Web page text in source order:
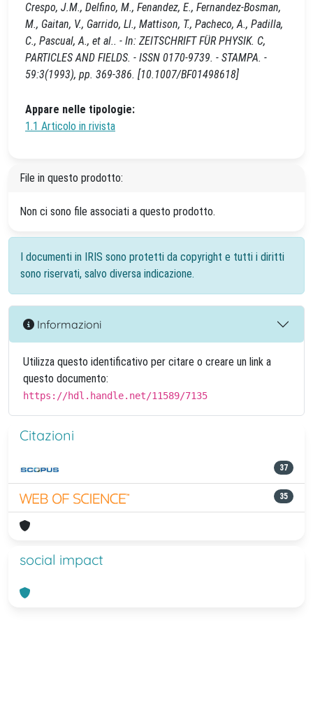
Crespo, J.M., Delfino, M., Fenandez, E., Fernandez-Bosman,
M., Gaitan, V., Garrido, Ll., Mattison, T., Pacheco, A., Padilla,
C., Pascual, A., et al.. - In: ZEITSCHRIFT FÜR PHYSIK. C,
PARTICLES AND FIELDS. - ISSN 0170-9739. - STAMPA. -
59:3(1993), pp. 369-386. [10.1007/BF01498618]
Appare nelle tipologie:
1.1 Articolo in rivista
File in questo prodotto:
Non ci sono file associati a questo prodotto.
I documenti in IRIS sono protetti da copyright e tutti i diritti
sono riservati, salvo diversa indicazione.
Informazioni
Utilizza questo identificativo per citare o creare un link a
questo documento:
https://hdl.handle.net/11589/7135
Citazioni
37
35
social impact